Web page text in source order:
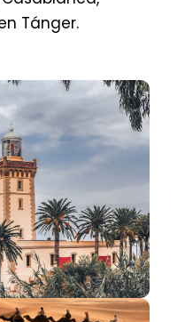
Tánger.